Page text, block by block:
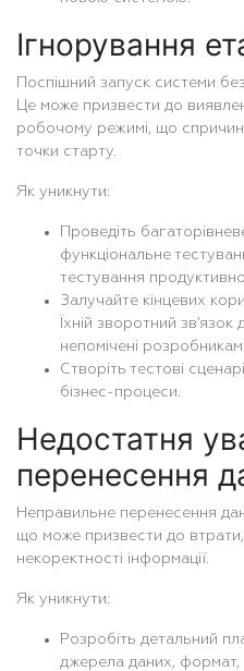
Ігнорування
Поспішний запуск системи
Це може призвести до
робочому режимі, що
точки старту.
Як уникнути:
Проведіть
функціональне
тестування
Залучайте кінцевих
Їхній зворотний
непомічені
Створіть тестові
бізнес-процеси.
Недостатня
перенесення
Неправильне перенесення
що може призвести до
некоректності інформації.
Як уникнути:
Розробіть детальний
джерела даних,